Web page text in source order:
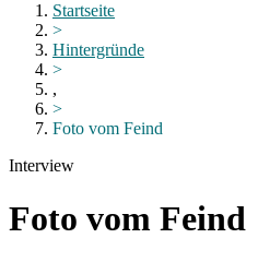
Startseite
>
Hintergründe
>
,
>
Foto vom Feind
Interview
Foto vom Feind